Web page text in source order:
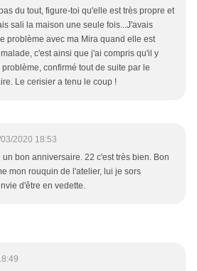
du tout, figure-toi qu'elle est très propre et
sali la maison une seule fois...J'avais
problème avec ma Mira quand elle est
c'est ainsi que j'ai compris qu'il y
confirmé tout de suite par le
Le cerisier a tenu le coup !
2020 18:53
un bon anniversaire. 22 c'est très bien. Bon
mon rouquin de l'atelier, lui je sors
d'être en vedette.